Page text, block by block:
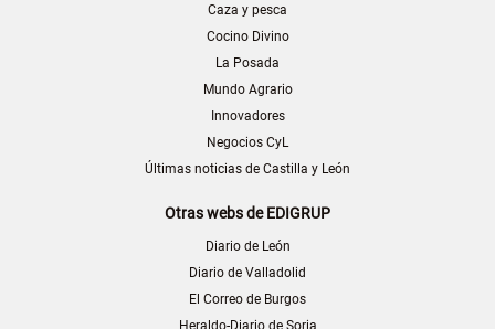
Caza y pesca
Cocino Divino
La Posada
Mundo Agrario
Innovadores
Negocios CyL
Últimas noticias de Castilla y León
Otras webs de EDIGRUP
Diario de León
Diario de Valladolid
El Correo de Burgos
Heraldo-Diario de Soria